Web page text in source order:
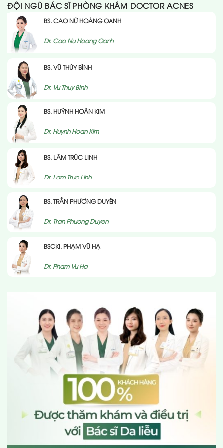
ĐỘI NGŨ BÁC SĨ PHÒNG KHÁM DOCTOR ACNES
BS. CAO NỮ HOÀNG OANH
Dr. Cao Nu Hoang Oanh
BS. VŨ THÚY BÌNH
Dr. Vu Thuy BInh
BS. HUỲNH HOÀN KIM
Dr. Huynh Hoan Kim
BS. LÂM TRÚC LINH
Dr. Lam Truc Linh
BS. TRẦN PHƯƠNG DUYÊN
Dr. Tran Phuong Duyen
BSCKI. PHẠM VŨ HẠ
Dr. Pham Vu Ha